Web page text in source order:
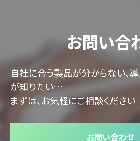
お問い合
自社に合う製品が分からない、
が知りたい…
まずは、お気軽にご相談ください
お問い合わせ